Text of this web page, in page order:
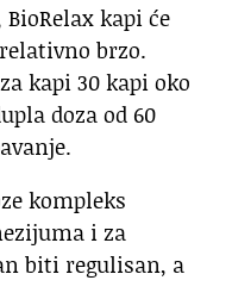
kapi će
brzo.
kapi 30 kapi oko
doza od 60
kompleks
i za
biti regulisan, a